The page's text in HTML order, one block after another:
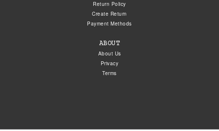
Return Policy
Create Return
Payment Methods
ABOUT
About Us
Privacy
Terms